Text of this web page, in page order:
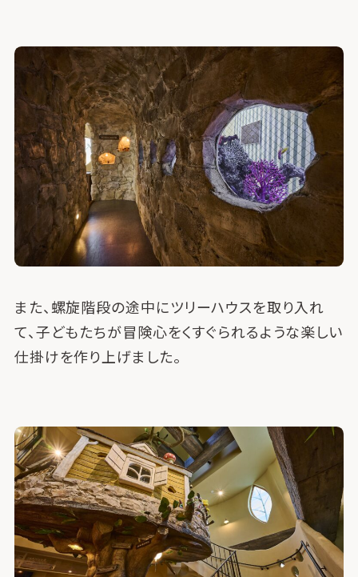
また、螺旋階段の途中にツリーハウスを取り入れ
て、子どもたちが冒険心をくすぐられるような楽しい
仕掛けを作り上げました。